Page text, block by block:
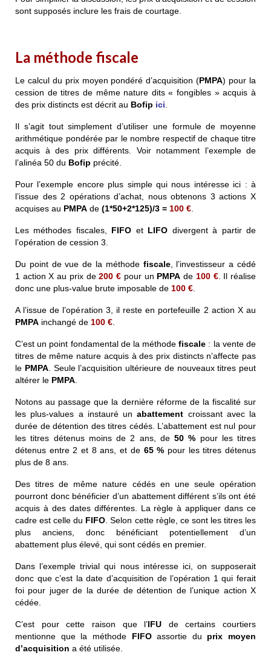
sont supposés inclure les frais de courtage.
La méthode fiscale
Le calcul du prix moyen pondéré d’acquisition (PMPA) pour la
cession de titres de même nature dits « fongibles » acquis à
des prix distincts est décrit au Bofip ici
Il s’agit tout simplement d’utiliser une formule de moyenne
arithmétique pondérée par le nombre respectif de chaque titre
acquis à des prix différents. Voir notamment l’exemple de
l’alinéa 50 du Bofip précité.
Pour l’exemple encore plus simple qui nous intéresse ici : à
l’issue des 2 opérations d’achat, nous obtenons 3 actions X
acquises au PMPA de (1*50+2*125)/3 = 100 €
Les méthodes fiscales, FIFO et LIFO divergent à partir de
l’opération de cession 3.
Du point de vue de la méthodefiscale, l’investisseur a cédé
1 action X au prix de200 € pour un PMPA de 100 €. Il réalise
donc une plus-value brute imposable de 100 €
A l’issue de l’opération 3, il reste en portefeuille 2 action X au
PMPA inchangé de 100 €
C’est un point fondamental de la méthode fiscale : la vente de
titres de même nature acquis à des prix distincts n’affecte pas
le PMPA. Seule l’acquisition ultérieure de nouveaux titres peut
altérer le PMPA
Notons au passage que la dernière réforme de la fiscalité sur
les plus-values a instauré unabattement croissant avec la
durée de détention des titres cédés. L’abattement est nul pour
les titres détenus moins de 2 ans, de 50 % pour les titres
détenus entre 2 et 8 ans, et de 65 % pour les titres détenus
plus de 8 ans.
Des titres de même nature cédés en une seule opération
pourront donc bénéficier d’un abattement différent s’ils ont été
acquis à des dates différentes. La règle à appliquer dans ce
cadre est celle du FIFO . Selon cette règle, ce sont les titres les
plus anciens, donc bénéficiant potentiellement d’un
abattement plus élevé, qui sont cédés en premier.
Dans l’exemple trivial qui nous intéresse ici, on supposerait
donc que c’est la date d’acquisition de l’opération 1 qui ferait
foi pour juger de la durée de détention de l’unique action X
cédée.
C’est pour cette raison que l’IFU de certains courtiers
mentionne que la méthode FIFOassortie du prix moyen
d’acquisition a été utilisée.